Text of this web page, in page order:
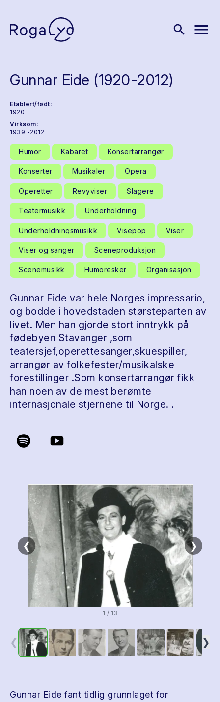
search menu
Gunnar Eide (1920-2012)
Etablert/født:
1920
Virksom:
1939 -2012
Humor Kabaret Konsertarrangør
Konserter Musikaler Opera
Operetter Revyviser Slagere
Teatermusikk Underholdning
Underholdningsmusikk Visepop Viser
Viser og sanger Sceneproduksjon
Scenemusikk Humoresker Organisasjon
Gunnar Eide var hele Norges impressario,
og bodde i hovedstaden størsteparten av
livet. Men han gjorde stort inntrykk på
fødebyen Stavanger ,som
teatersjef,operettesanger,skuespiller,
arrangør av folkefester/musikalske
forestillinger .Som konsertarrangør fikk
han noen av de mest berømte
internasjonale stjernene til Norge. .
❮ ❯
1 / 13
❮ ❯
Gunnar Eide fant tidlig grunnlaget for